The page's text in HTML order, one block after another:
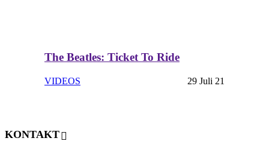
The Beatles: Ticket To Ride
VIDEOS 29 Juli 21
KONTAKT